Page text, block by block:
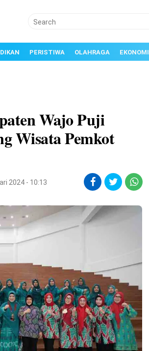
PERISTIWA OLAHRAGA EKONOMI
Wajo Puji
Wisata Pemkot
2024 - 10:13